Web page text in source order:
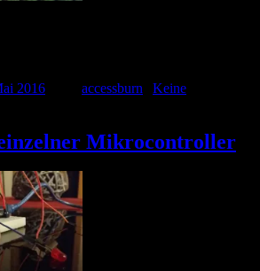
2016 accessburn
Keine
Mikrocontroller